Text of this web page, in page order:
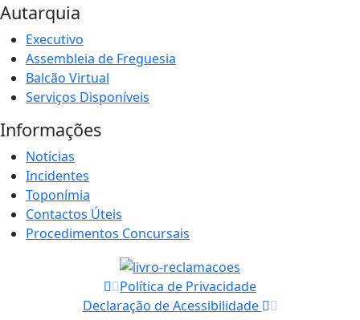
Autarquia
Executivo
Assembleia de Freguesia
Balcão Virtual
Serviços Disponíveis
Informações
Notícias
Incidentes
Toponímia
Contactos Úteis
Procedimentos Concursais
Política de Privacidade
Declaração de Acessibilidade